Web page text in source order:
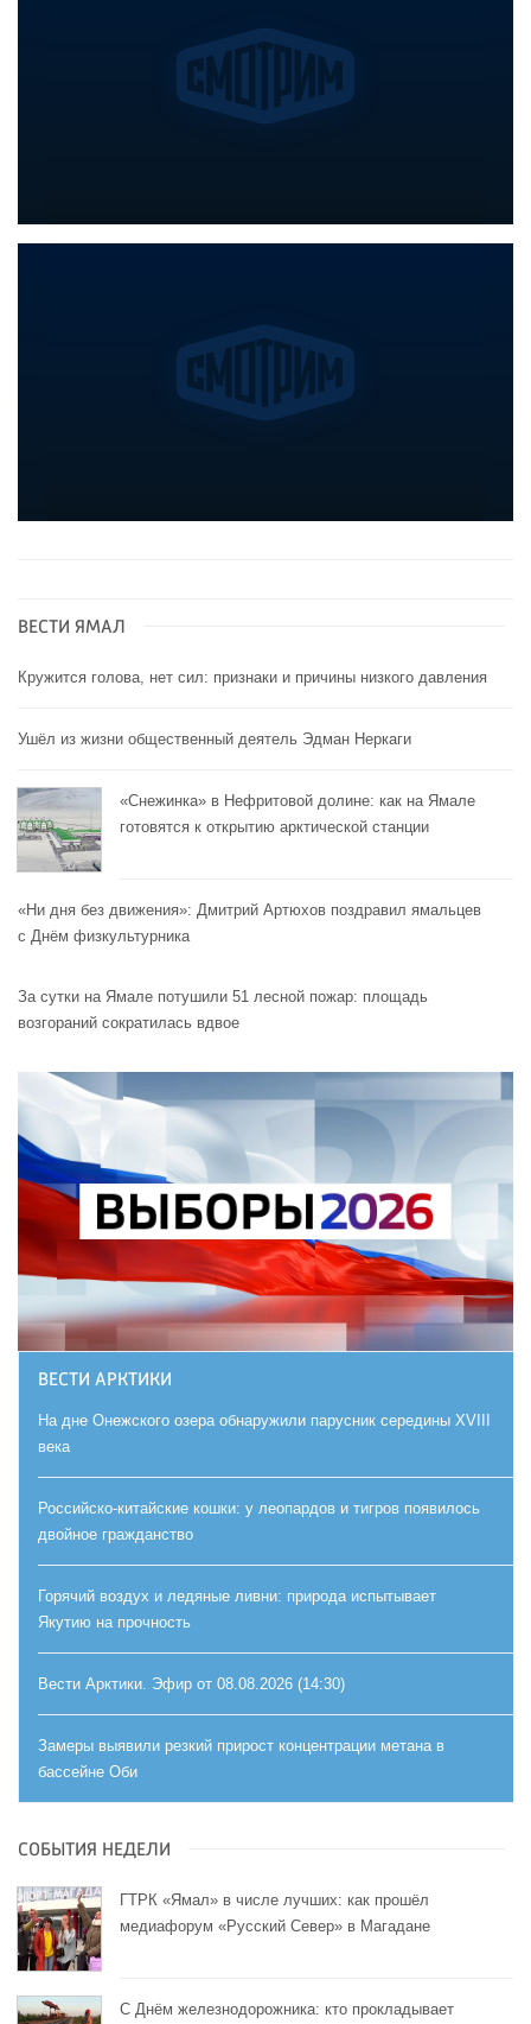
ВЕСТИ ЯМАЛ
Кружится голова, нет сил: признаки и причины низкого давления
Ушёл из жизни общественный деятель Эдман Неркаги
«Снежинка» в Нефритовой долине: как на Ямале
готовятся к открытию арктической станции
«Ни дня без движения»: Дмитрий Артюхов поздравил ямальцев
с Днём физкультурника
За сутки на Ямале потушили 51 лесной пожар: площадь
возгораний сократилась вдвое
ВЕСТИ АРКТИКИ
На дне Онежского озера обнаружили парусник середины XVIII
века
Российско-китайские кошки: у леопардов и тигров появилось
двойное гражданство
Горячий воздух и ледяные ливни: природа испытывает
Якутию на прочность
Вести Арктики. Эфир от 08.08.2026 (14:30)
Замеры выявили резкий прирост концентрации метана в
бассейне Оби
СОБЫТИЯ НЕДЕЛИ
ГТРК «Ямал» в числе лучших: как прошёл
медиафорум «Русский Север» в Магадане
С Днём железнодорожника: кто прокладывает